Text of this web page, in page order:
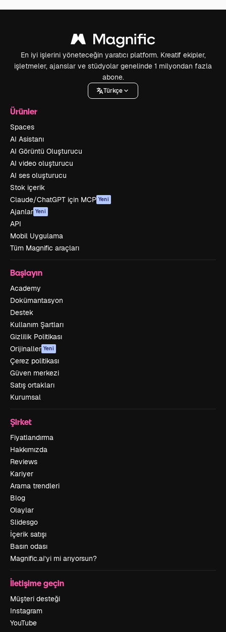
En iyi işlerini yöneteceğin yaratıcı platform. Kreatif ekipler,
işletmeler, ajanslar ve stüdyolar genelinde 1 milyondan fazla
abone.
Türkçe
Ürünler
Spaces
AI Asistanı
AI Görüntü Oluşturucu
AI video oluşturucu
AI ses oluşturucu
Stok içerik
Claude/ChatGPT için MCP Yeni
Ajanlar Yeni
API
Mobil Uygulama
Tüm Magnific araçları
Başlayın
Academy
Dokümantasyon
Destek
Kullanım Şartları
Gizlilik Politikası
Orijinaller Yeni
Çerez politikası
Güven merkezi
Satış ortakları
Kurumsal
Şirket
Fiyatlandırma
Hakkımızda
Reviews
Kariyer
Arama trendleri
Blog
Olaylar
Slidesgo
İçerik satışı
Basın odası
Magnific.ai’yi mi arıyorsun?
İletişime geçin
Müşteri desteği
Instagram
YouTube